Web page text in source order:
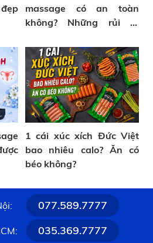
massage có an toàn
không? Những rủi ro
1 cái xúc xích Đức Việt
bao nhiêu calo? Ăn có
béo không?
077.589.7777
035.369.7777